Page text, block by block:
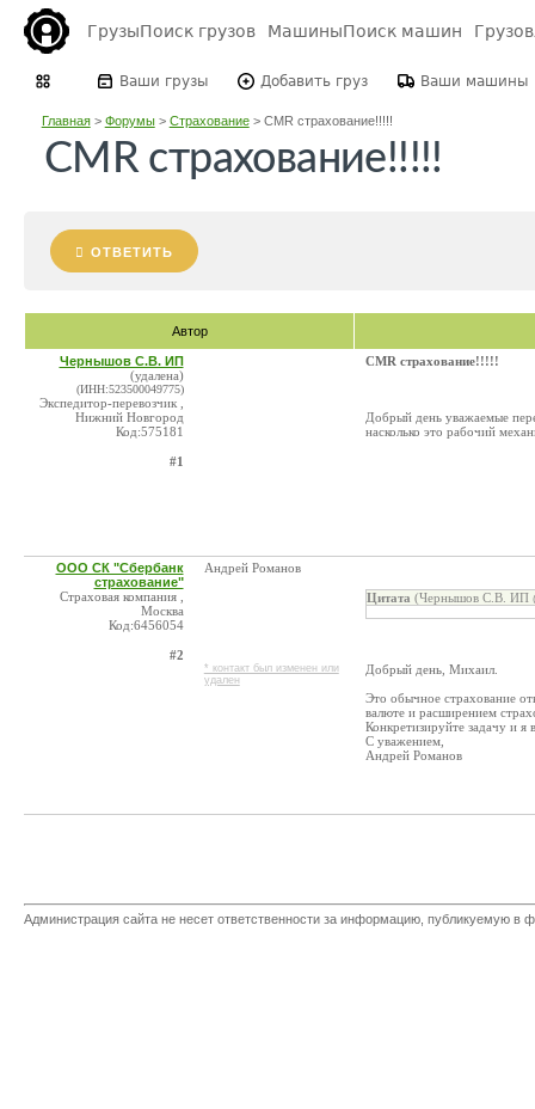
ГрузыПоиск грузов МашиныПоиск машин
Ваши грузы Добавить груз Ваши машины
Главная> Форумы> Страхование> CMR страхование!!!!!
CMR страхование!!!!!
ОТВЕТИТЬ
Автор
Чернышов С.В. ИП
(удалена)
(ИНН:523500049775)
Экспедитор-перевозчик ,
Нижний Новгород
Код:575181
#1
CMR страхование!!!!!
Добрый день уважаемые
насколько это рабочий
ООО СК "Сбербанк
страхование"
Страховая компания ,
Москва
Код:6456054
#2
Андрей Романов
* контакт был изменен или
удален
Цитата (Чернышов С.В. ИП
Добрый день, Михаил.
Это обычное страхование
валюте и расширением
Конкретизируйте задачу и
С уважением,
Андрей Романов
Администрация сайта не несет ответственности за информацию, публикуемую